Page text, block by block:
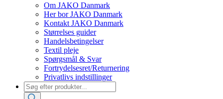
Om JAKO Danmark
Her bor JAKO Danmark
Kontakt JAKO Danmark
Størrelses guider
Handelsbetingelser
Textil pleje
Spørgsmål & Svar
Fortrydelsesret/Returnering
Privatlivs indstillinger
Products
search